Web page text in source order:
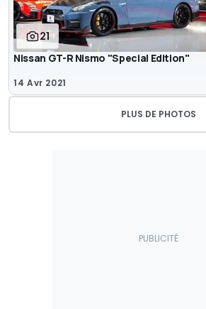
21
Nissan GT-R Nismo "Special Edition"
14 Avr 2021
PLUS DE PHOTOS